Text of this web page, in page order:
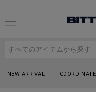
NEW ARRIVAL COORDINATE